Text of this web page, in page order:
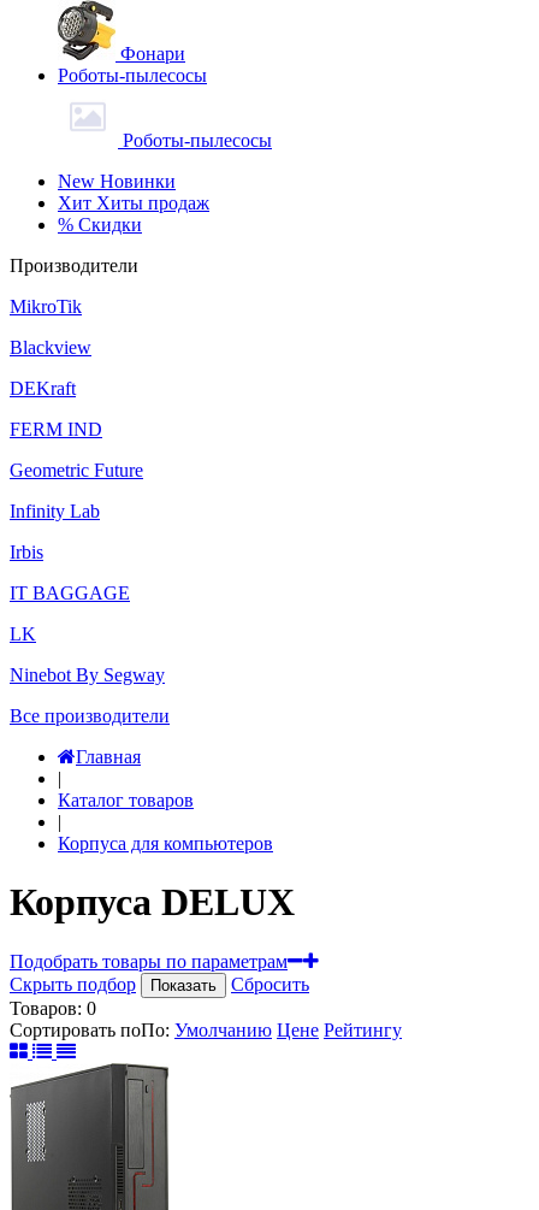
Фонари
Роботы-пылесосы
Роботы-пылесосы
New Новинки
Хит Хиты продаж
% Скидки
Производители
MikroTik
Blackview
DEKraft
FERM IND
Geometric Future
Infinity Lab
Irbis
IT BAGGAGE
LK
Ninebot By Segway
Все производители
Главная
|
Каталог товаров
|
Корпуса для компьютеров
Корпуса DELUX
Подобрать товары по параметрам
Скрыть подбор
Показать
Сбросить
Товаров: 0
Сортировать поПо: Умолчанию Цене Рейтингу